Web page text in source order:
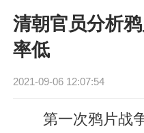
清朝官员分析
率低
2021-09-06 12:07:54
第一次鸦片战争